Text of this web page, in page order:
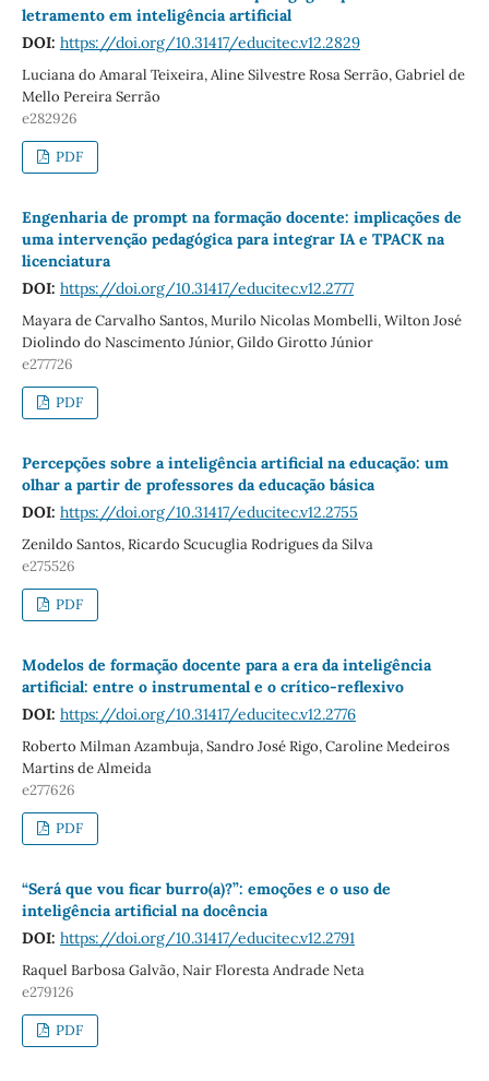
letramento em inteligência artificial
DOI: https://doi.org/10.31417/educitec.v12.2829
Luciana do Amaral Teixeira, Aline Silvestre Rosa Serrão, Gabriel de
Mello Pereira Serrão
e282926
PDF
Engenharia de prompt na formação docente: implicações de
uma intervenção pedagógica para integrar IA e TPACK na
licenciatura
DOI: https://doi.org/10.31417/educitec.v12.2777
Mayara de Carvalho Santos, Murilo Nicolas Mombelli, Wilton José
Diolindo do Nascimento Júnior, Gildo Girotto Júnior
e277726
PDF
Percepções sobre a inteligência artificial na educação: um
olhar a partir de professores da educação básica
DOI: https://doi.org/10.31417/educitec.v12.2755
Zenildo Santos, Ricardo Scucuglia Rodrigues da Silva
e275526
PDF
Modelos de formação docente para a era da inteligência
artificial: entre o instrumental e o crítico-reflexivo
DOI: https://doi.org/10.31417/educitec.v12.2776
Roberto Milman Azambuja, Sandro José Rigo, Caroline Medeiros
Martins de Almeida
e277626
PDF
“Será que vou ficar burro(a)?”: emoções e o uso de
inteligência artificial na docência
DOI: https://doi.org/10.31417/educitec.v12.2791
Raquel Barbosa Galvão, Nair Floresta Andrade Neta
e279126
PDF